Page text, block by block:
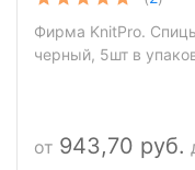
Фирма KnitPro.
черный, 5шт в
от 943,70 руб.